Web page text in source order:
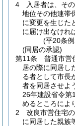
4
入居者は、そ
地位その他連帯
に変更を生じた
に届け出なけれ
(平20条
(同居の承認)
第11条
普通市営
居の際に同居し
る者として市長
者を同居させよ
26年建設省令第
めるところによ
2
改良市営住宅
に同居した親族